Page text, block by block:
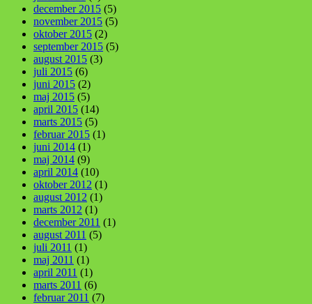
december 2015 (5)
november 2015 (5)
oktober 2015 (2)
september 2015 (5)
august 2015 (3)
juli 2015 (6)
juni 2015 (2)
maj 2015 (5)
april 2015 (14)
marts 2015 (5)
februar 2015 (1)
juni 2014 (1)
maj 2014 (9)
april 2014 (10)
oktober 2012 (1)
august 2012 (1)
marts 2012 (1)
december 2011 (1)
august 2011 (5)
juli 2011 (1)
maj 2011 (1)
april 2011 (1)
marts 2011 (6)
februar 2011 (7)